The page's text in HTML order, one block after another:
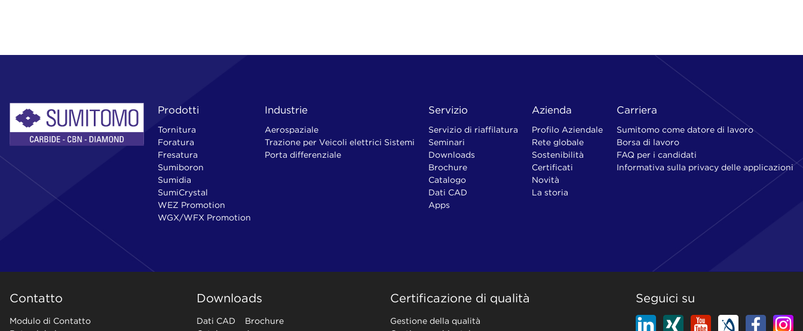
Prodotti
Tornitura
Foratura
Fresatura
Sumiboron
Sumidia
SumiCrystal
WEZ Promotion
WGX/WFX Promotion
Industrie
Aerospaziale
Trazione per Veicoli elettrici Sistemi
Porta differenziale
Servizio
Servizio di riaffilatura
Seminari
Downloads
Brochure
Catalogo
Dati CAD
Apps
Azienda
Profilo Aziendale
Rete globale
Sostenibilità
Certificati
Novità
La storia
Carriera
Sumitomo come datore di lavoro
Borsa di lavoro
FAQ per i candidati
Informativa sulla privacy delle applicazioni
Contatto
Modulo di Contatto
Downloads
Dati CAD
Brochure
Certificazione di qualità
Gestione della qualità
Seguici su